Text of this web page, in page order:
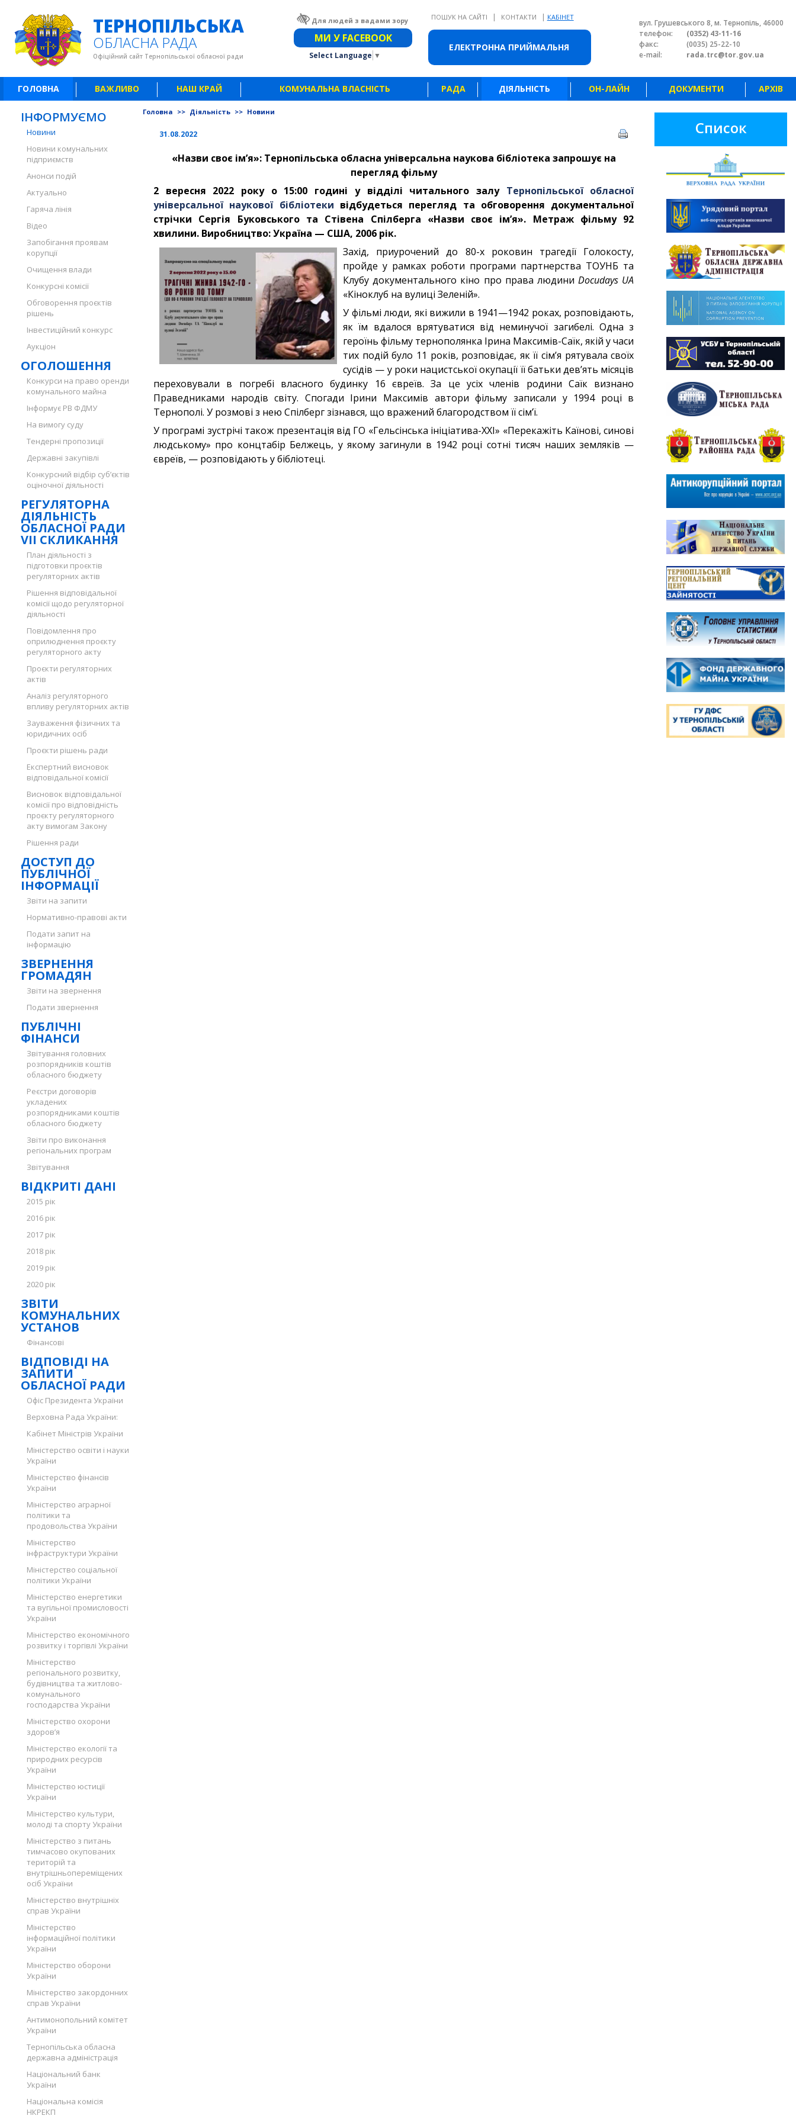
ЕЛЕКТРОННА ПРИЙМАЛЬНЯ
ТЕРНОПІЛЬСЬКА
ОБЛАСНА РАДА
Офіційний сайт Тернопільської обласної ради
Для людей з вадами зору Звичайна версія сайту
МИ У FACEBOOK
Select Language ▼
ПОШУК НА САЙТІ | КОНТАКТИ | КАБІНЕТ
вул. Грушевського 8, м. Тернопіль, 46000
телефон:
(0352) 43-11-16
факс:
(0035) 25-22-10
e-mail:
rada.trc@tor.gov.ua
ГОЛОВНА ВАЖЛИВО НАШ КРАЙ КОМУНАЛЬНА ВЛАСНІСТЬ РАДА ДІЯЛЬНІСТЬ ОН-ЛАЙН ДОКУМЕНТИ АРХІВ
ІНФОРМУЄМО
Новини
Новини комунальних
підприємств
Анонси подій
Актуально
Гаряча лінія
Відео
Запобігання проявам
корупції
Очищення влади
Конкурсні комісії
Обговорення проєктів
рішень
Інвестиційний конкурс
Аукціон
ОГОЛОШЕННЯ
Конкурси на право оренди
комунального майна
Інформує РВ ФДМУ
На вимогу суду
Тендерні пропозиції
Державні закупівлі
Конкурсний відбір суб’єктів
оціночної діяльності
РЕГУЛЯТОРНА
ДІЯЛЬНІСТЬ
ОБЛАСНОЇ РАДИ
VII СКЛИКАННЯ
План діяльності з
підготовки проєктів
регуляторних актів
Рішення відповідальної
комісії щодо регуляторної
діяльності
Повідомлення про
оприлюднення проєкту
регуляторного акту
Проєкти регуляторних
актів
Аналіз регуляторного
впливу регуляторних актів
Зауваження фізичних та
юридичних осіб
Проєкти рішень ради
Експертний висновок
відповідальної комісії
Висновок відповідальної
комісії про відповідність
проєкту регуляторного
акту вимогам Закону
Рішення ради
ДОСТУП ДО
ПУБЛІЧНОЇ
ІНФОРМАЦІЇ
Звіти на запити
Нормативно-правові акти
Подати запит на
інформацію
ЗВЕРНЕННЯ
ГРОМАДЯН
Звіти на звернення
Подати звернення
ПУБЛІЧНІ
ФІНАНСИ
Звітування головних
розпорядників коштів
обласного бюджету
Реєстри договорів
укладених
розпорядниками коштів
обласного бюджету
Звіти про виконання
регіональних програм
Звітування
ВІДКРИТІ ДАНІ
2015 рік
2016 рік
2017 рік
2018 рік
2019 рік
2020 рік
ЗВІТИ
КОМУНАЛЬНИХ
УСТАНОВ
Фінансові
ВІДПОВІДІ НА
ЗАПИТИ
ОБЛАСНОЇ РАДИ
Офіс Президента України
Верховна Рада України:
Кабінет Міністрів України
Міністерство освіти і науки
України
Міністерство фінансів
України
Міністерство аграрної
політики та
продовольства України
Міністерство
інфраструктури України
Міністерство соціальної
політики України
Міністерство енергетики
та вугільної промисловості
України
Міністерство економічного
розвитку і торгівлі України
Міністерство
регіонального розвитку,
будівництва та житлово-
комунального
господарства України
Міністерство охорони
здоров’я
Міністерство екології та
природних ресурсів
України
Міністерство юстиції
України
Міністерство культури,
молоді та спорту України
Міністерство з питань
тимчасово окупованих
територій та
внутрішньопереміщених
осіб України
Міністерство внутрішніх
справ України
Міністерство
інформаційної політики
України
Міністерство оборони
України
Міністерство закордонних
справ України
Антимонопольний комітет
України
Тернопільська обласна
державна адміністрація
Національний банк
України
Національна комісія
НКРЕКП
Головна >> Діяльність >> Новини
31.08.2022
«Назви своє ім’я»: Тернопільська обласна універсальна наукова бібліотека запрошує на
перегляд фільму
2 вересня 2022 року о 15:00 годині у відділі читального залу Тернопільської обласної
універсальної наукової бібліотеки відбудеться перегляд та обговорення документальної
стрічки Сергія Буковського та Стівена Спілберга «Назви своє ім’я». Метраж фільму 92
хвилини. Виробництво: Україна — США, 2006 рік.
Захід, приурочений до 80-х роковин трагедії Голокосту,
пройде у рамках роботи програми партнерства ТОУНБ та
Клубу документального кіно про права людиниDocudays UA
«Кіноклуб на вулиці Зеленій».
У фільмі люди, які вижили в 1941—1942 роках, розповідають,
як їм вдалося врятуватися від неминучої загибелі. Одна з
героїнь фільму тернополянка Ірина Максимів-Саїк, якій у часи
тих подій було 11 років, розповідає, як її сім’я рятувала своїх
сусідів — у роки нацистської окупації її батьки дев’ять місяців
переховували в погребі власного будинку 16 євреїв. За це усіх членів родини Саїк визнано
Праведниками народів світу. Спогади Ірини Максимів автори фільму записали у 1994 році в
Тернополі. У розмові з нею Спілберг зізнався, що вражений благородством її сім’ї.
У програмі зустрічі також презентація від ГО «Гельсінська ініціатива-ХХІ» «Перекажіть Каїнові, синові
людському» про концтабір Белжець, у якому загинули в 1942 році сотні тисяч наших земляків —
євреїв, — розповідають у бібліотеці.
Список